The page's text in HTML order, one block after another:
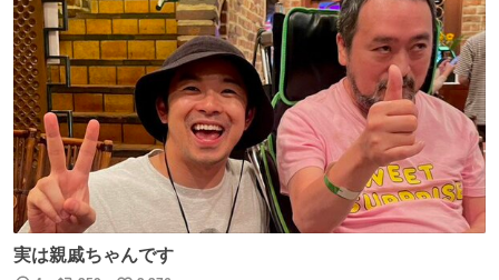
ト
数
数
実は親戚ちゃんです